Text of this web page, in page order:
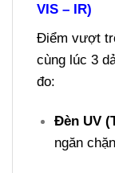
VIS – IR)
Điểm vượt
cùng lúc 3
đo:
Đèn UV
ngăn